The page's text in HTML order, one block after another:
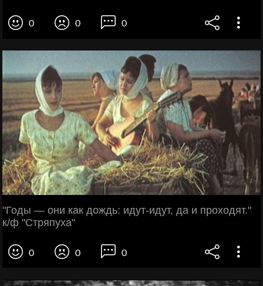
0 0 0
"Годы — они как дождь: идут-идут, да и проходят."
к/ф "Стряпуха"
0 0 0